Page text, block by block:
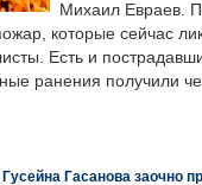
Михаил Евраев.
которые сейчас
Есть и
ранения получили
Гасанова заочно